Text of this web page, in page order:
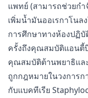
แพทย์ (สามารถช่วยก
เพิ่มน้ำมันออเรกาโน
การศึกษาทางห้องปฏิบั
ครั้งถึงคุณสมบัติแอนตี้
คุณสมบัติต้านพยาธิแล
ถูกกฎหมายในวงการ
กับแบคทีเรีย